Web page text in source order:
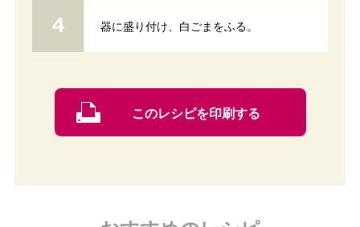
器に盛り付け、白ごまをふる。
このレシピを印刷する